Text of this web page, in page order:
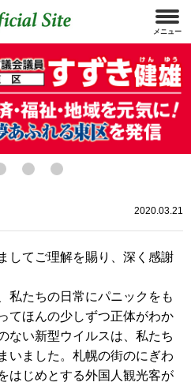
2020.03.21
してご理解を賜り、深く感謝
たちの日常にパニックをも
てほんの少しずつ正体がわか
ない新型ウイルスは、私たち
いました。札幌の街のにぎわ
はじめとする外国人観光客が